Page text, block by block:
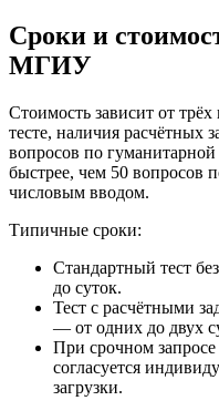
Сроки и
МГИУ
Стоимость зависит от
тесте, наличия расчётных
вопросов по
быстрее, чем 50 вопросов
числовым вводом.
Типичные сроки:
Стандартный тест
до суток.
Тест с расчётными
— от одних до двух
При срочном
согласуется
загрузки.